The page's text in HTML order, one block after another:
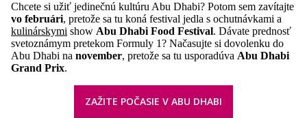
Chcete si užiť jedinečnú kultúru Abu Dhabi? Potom sem zavítajte
vo februári, pretože sa tu koná festival jedla s ochutnávkami a
kulinárskymi show Abu Dhabi Food Festival. Dávate prednosť
svetoznámym pretekom Formuly 1? Načasujte si dovolenku do
Abu Dhabi na november, pretože sa tu usporadúva Abu Dhabi
Grand Prix.
ZAŽITE POČASIE V ABU DHABI